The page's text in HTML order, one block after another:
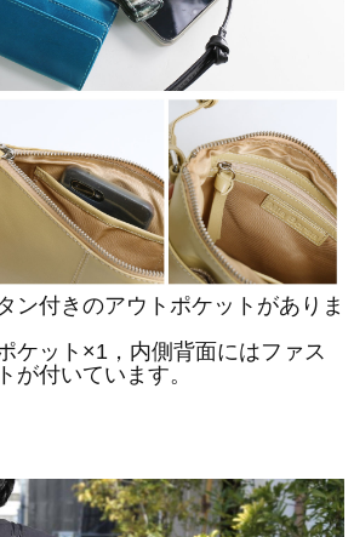
ン付きのアウトポケットがありま
ケット×1，内側背面にはファス
が付いています。